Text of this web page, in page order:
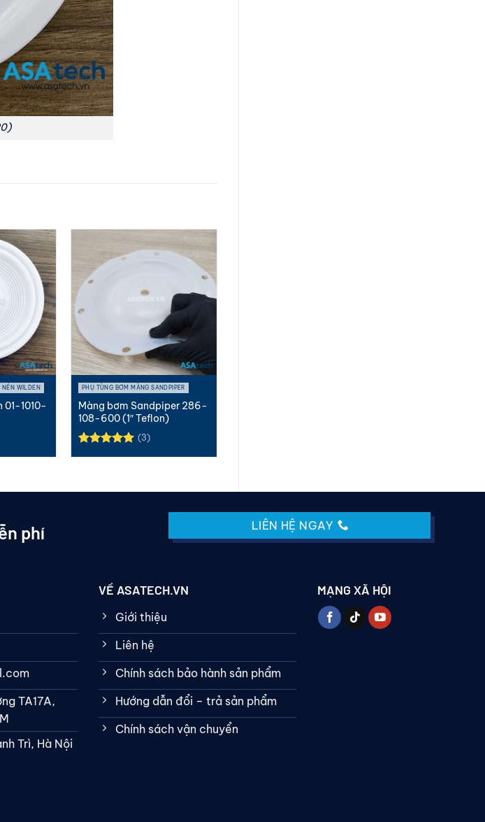
NÉN WILDEN
01-1010-
PHỤ TÙNG BƠM MÀNG SANDPIPER
Màng bơm Sandpiper 286-
108-600 (1″ Teflon)
(3)
phí LIÊN HỆ NGAY
TA17A,
Trì, Hà Nội
VỀ ASATECH.VN
Giới thiệu
Liên hệ
Chính sách bảo hành sản phẩm
Hướng dẫn đổi – trả sản phẩm
Chính sách vận chuyển
MẠNG XÃ HỘI